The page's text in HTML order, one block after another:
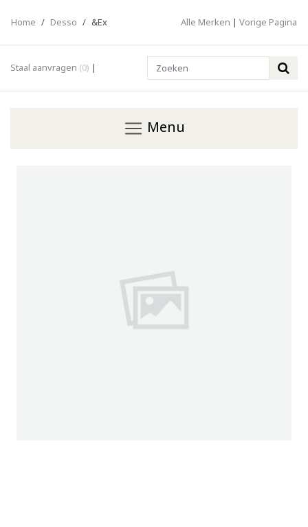
Home / Desso / &Ex Alle Merken | Vorige Pagina
Staal aanvragen (0) | Search
Menu